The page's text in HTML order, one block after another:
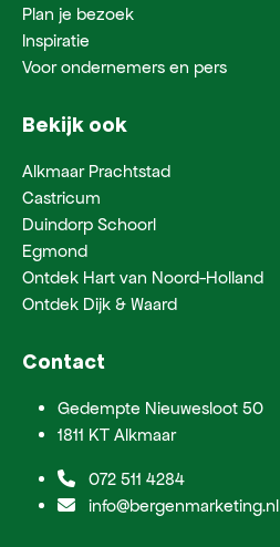
Plan je bezoek
Inspiratie
Voor ondernemers en pers
Bekijk ook
Alkmaar Prachtstad
Castricum
Duindorp Schoorl
Egmond
Ontdek Hart van Noord-Holland
Ontdek Dijk & Waard
Contact
Gedempte Nieuwesloot 50
1811 KT Alkmaar
072 511 4284
info@bergenmarketing.nl